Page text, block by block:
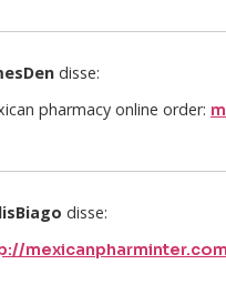
disse:
pharmacy online order:
disse: